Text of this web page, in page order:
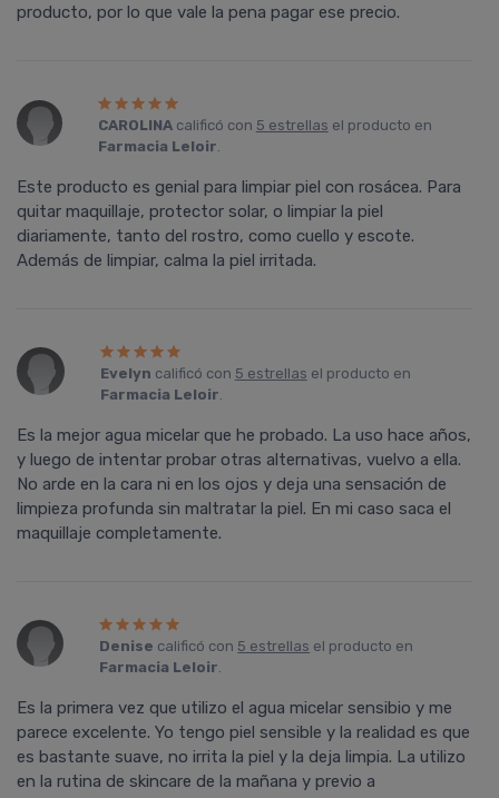
producto, por lo que vale la pena pagar ese precio.
CAROLINAcalificó con 5 estrellas el producto en
Farmacia Leloir.
Este producto es genial para limpiar piel con rosácea. Para
quitar maquillaje, protector solar, o limpiar la piel
diariamente, tanto del rostro, como cuello y escote.
Además de limpiar, calma la piel irritada.
Evelyn calificó con 5 estrellas el producto en
Farmacia Leloir.
Es la mejor agua micelar que he probado. La uso hace años,
y luego de intentar probar otras alternativas, vuelvo a ella.
No arde en la cara ni en los ojos y deja una sensación de
limpieza profunda sin maltratar la piel. En mi caso saca el
maquillaje completamente.
Denise calificó con 5 estrellas el producto en
Farmacia Leloir.
Es la primera vez que utilizo el agua micelar sensibio y me
parece excelente. Yo tengo piel sensible y la realidad es que
es bastante suave, no irrita la piel y la deja limpia. La utilizo
en la rutina de skincare de la mañana y previo a